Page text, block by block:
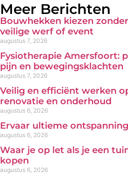
Meer Berichten
Bouwhekken kiezen
veilige werf of event
augustus 7, 2026
Fysiotherapie Amersfoort:
pijn en bewegingsklachten
augustus 7, 2026
Veilig en efficiënt werken
renovatie en onderhoud
augustus 6, 2026
Ervaar ultieme ontspanning
augustus 6, 2026
Waar je op let als je een
kopen
augustus 6, 2026